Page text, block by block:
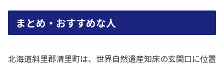
まとめ・おすすめな人
北海道斜里郡清里町は、世界自然遺産知床の玄関口に位置